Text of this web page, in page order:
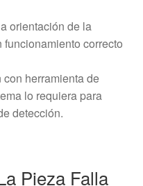
orientación de la
correcto
herramienta de
lo requiera para
detección.
Pieza Falla